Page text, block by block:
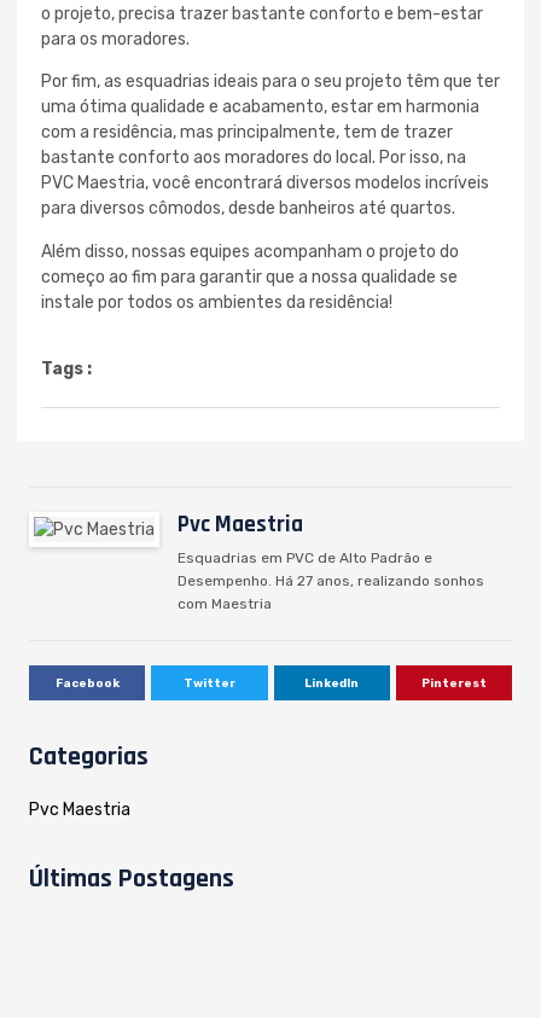
o projeto, precisa trazer bastante conforto e bem-estar
para os moradores.
Por fim, as esquadrias ideais para o seu projeto têm que ter
uma ótima qualidade e acabamento, estar em harmonia
com a residência, mas principalmente, tem de trazer
bastante conforto aos moradores do local. Por isso, na
PVC Maestria, você encontrará diversos modelos incríveis
para diversos cômodos, desde banheiros até quartos.
Além disso, nossas equipes acompanham o projeto do
começo ao fim para garantir que a nossa qualidade se
instale por todos os ambientes da residência!
Tags :
Pvc Maestria
Esquadrias em PVC de Alto Padrão e
Desempenho. Há 27 anos, realizando sonhos
com Maestria
Facebook Twitter LinkedIn Pinterest
Categorias
Pvc Maestria
Últimas Postagens